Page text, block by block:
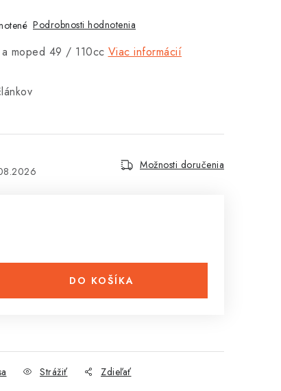
Podrobnosti hodnotenia
moped 49 / 110cc Viac informácií
Možnosti doručenia
DO KOŠÍKA
Strážiť Zdieľať